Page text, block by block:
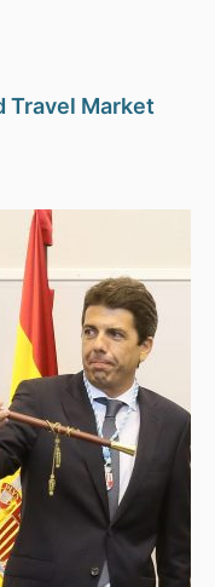
Travel Market